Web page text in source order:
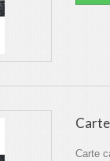
Carte